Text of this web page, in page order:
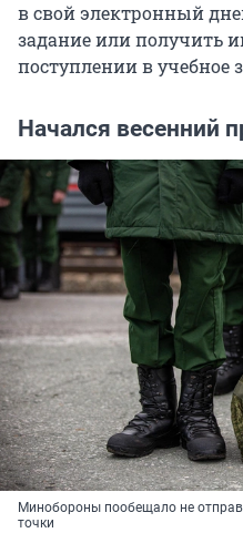
в свой электронный
задание или получить
поступлении в учебное
Начался весенний
Минобороны пообещало не
точки